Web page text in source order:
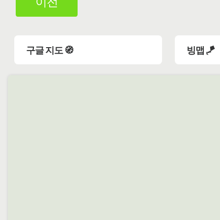
구글 지도 🧭 빙맵 🪁